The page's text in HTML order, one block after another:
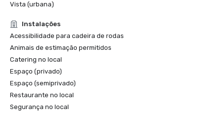
Vista (urbana)
Instalações
Acessibilidade para cadeira de rodas
Animais de estimação permitidos
Catering no local
Espaço (privado)
Espaço (semiprivado)
Restaurante no local
Segurança no local